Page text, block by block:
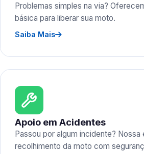
Problemas simples na via?
básica para liberar sua moto.
Saiba Mais
Apoio em Acidentes
Passou por algum incidente? Nossa
recolhimento da moto com